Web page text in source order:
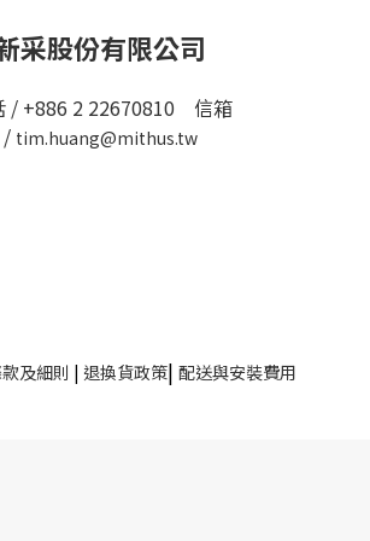
采股份有限公司
/ +886 2 22670810 信箱
/ tim.huang@mithus.tw
及細則 | 退換貨政策| 配送與安裝費用